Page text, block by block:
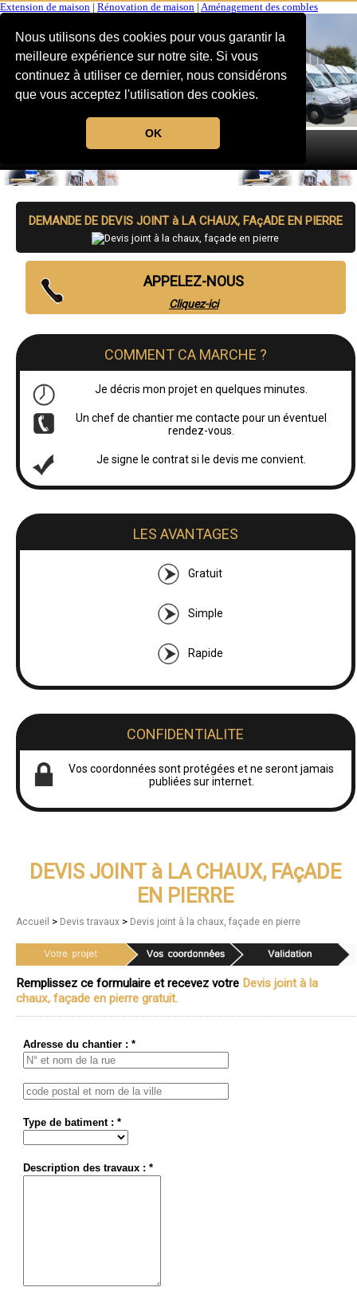
Nous utilisons des cookies pour vous garantir la
meilleure expérience sur notre site. Si vous
continuez à utiliser ce dernier, nous considérons
que vous acceptez l'utilisation des cookies.
OK
Extension de maison Rénovation de maison Aménagement des combles
MENU
DEMANDE DE DEVIS JOINT à LA CHAUX, FAçADE EN PIERRE
APPELEZ-NOUS
Cliquez-ici
COMMENT CA MARCHE ?
Je décris mon projet en quelques minutes.
Un chef de chantier me contacte pour un éventuel
rendez-vous.
Je signe le contrat si le devis me convient.
LES AVANTAGES
Gratuit
Simple
Rapide
CONFIDENTIALITE
Vos coordonnées sont protégées et ne seront jamais
publiées sur internet.
DEVIS JOINT à LA CHAUX, FAçADE
EN PIERRE
Accueil > Devis travaux > Devis joint à la chaux, façade en pierre
Remplissez ce formulaire et recevez votre Devis joint à la
chaux, façade en pierre gratuit.
Adresse du chantier : *
Type de batiment : *
Description des travaux : *